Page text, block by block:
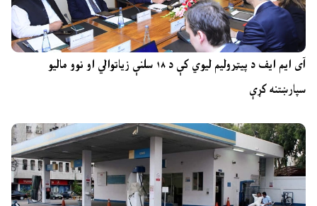
آی ایم ایف د پیټرولیم لیوي کې د ۱۸ سلنې زیاتوالي او نوو مالیو
سپارښتنه کړې